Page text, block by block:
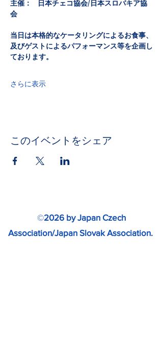
主催：    日本チェコ協会/日本スロバキア協
会
当日は本格的なケータリングによるお食事、
及びゲストによるパフォーマンス等を企画し
ております。
さらに表示
このイベントをシェア
©2026 by Japan Czech
Association/Japan Slovak Association.